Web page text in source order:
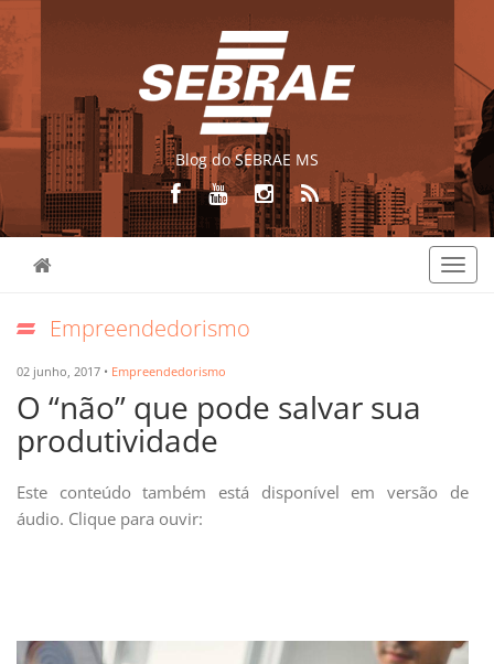
Blog do SEBRAE MS
Empreendedorismo
02 junho, 2017 • Empreendedorismo
O “não” que pode salvar sua
produtividade
Este conteúdo também está disponível em versão de
áudio. Clique para ouvir: